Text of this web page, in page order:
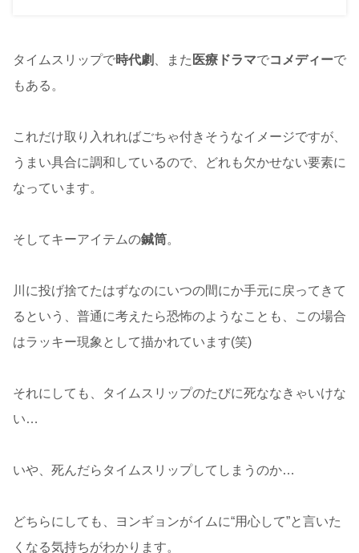
タイムスリップで時代劇 、また 医療ドラマでコメディーで
もある。
これだけ取り入れればごちゃ付きそうなイメージですが、
うまい具合に調和しているので、どれも欠かせない要素に
なっています。
そしてキーアイテムの鍼筒。
川に投げ捨てたはずなのにいつの間にか手元に戻ってきて
るという、普通に考えたら恐怖のようなことも、この場合
はラッキー現象として描かれています(笑)
それにしても、タイムスリップのたびに死ななきゃいけな
い…
いや、死んだらタイムスリップしてしまうのか…
どちらにしても、ヨンギョンがイムに“用心して”と言いた
くなる気持ちがわかります。